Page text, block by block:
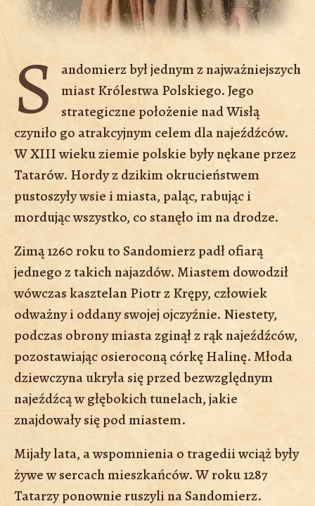
S
andomierz był jednym z najważniejszych
miast Królestwa Polskiego. Jego
strategiczne położenie nad Wisłą
czyniło go atrakcyjnym celem dla najeźdźców.
W XIII wieku ziemie polskie były nękane przez
Tatarów. Hordy z dzikim okrucieństwem
pustoszyły wsie i miasta, paląc, rabując i
mordując wszystko, co stanęło im na drodze.
Zimą 1260 roku to Sandomierz padł ofiarą
jednego z takich najazdów. Miastem dowodził
wówczas kasztelan Piotr z Krępy, człowiek
odważny i oddany swojej ojczyźnie. Niestety,
podczas obrony miasta zginął z rąk najeźdźców,
pozostawiając osieroconą córkę Halinę. Młoda
dziewczyna ukryła się przed bezwzględnym
najeźdźcą w głębokich tunelach, jakie
znajdowały się pod miastem.
Mijały lata, a wspomnienia o tragedii wciąż były
żywe w sercach mieszkańców. W roku 1287
Tatarzy ponownie ruszyli na Sandomierz.